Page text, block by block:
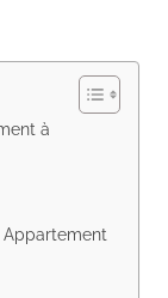
à
Appartement